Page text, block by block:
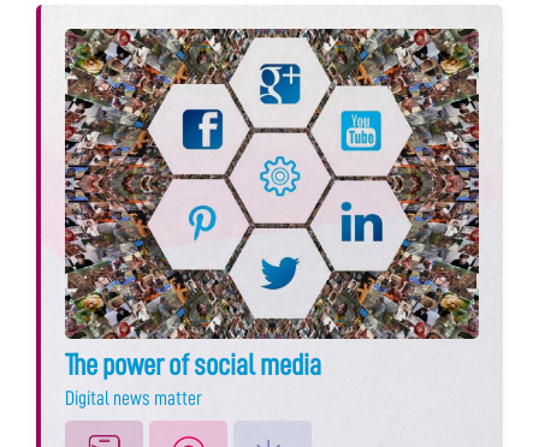
The power of social media
Digital news matter